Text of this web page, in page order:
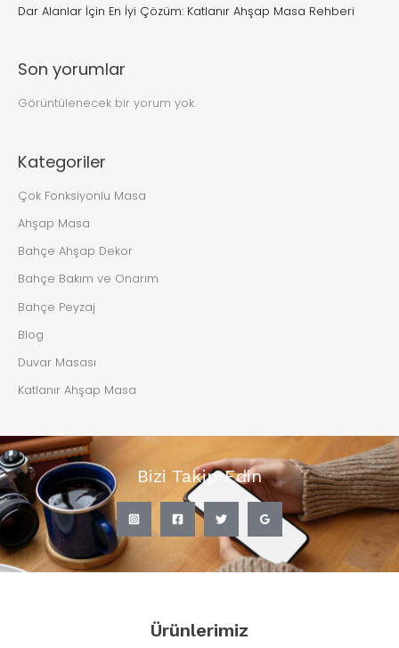
Dar Alanlar İçin En İyi Çözüm: Katlanır Ahşap Masa Rehberi
Son yorumlar
Görüntülenecek bir yorum yok.
Kategoriler
Çok Fonksiyonlu Masa
Ahşap Masa
Bahçe Ahşap Dekor
Bahçe Bakım ve Onarım
Bahçe Peyzaj
Blog
Duvar Masası
Katlanır Ahşap Masa
Bizi Takip Edin
Ürünlerimiz